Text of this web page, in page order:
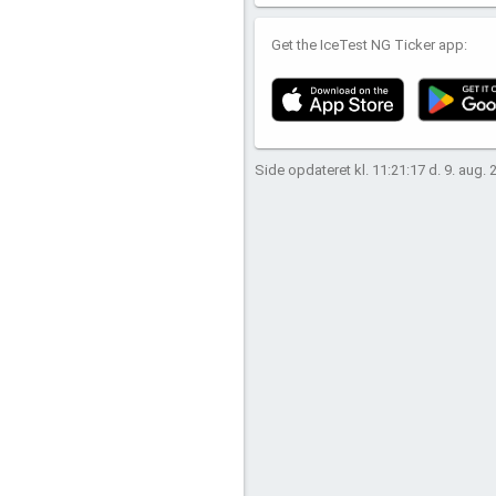
Get the IceTest NG Ticker app:
Side opdateret kl. 11:21:17 d. 9. aug.